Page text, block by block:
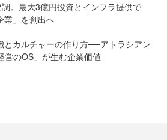
。最大3億円投資とインフラ提供で
業」を創出へ
とカルチャーの作り方──アトラシアン
営のOS」が生む企業価値